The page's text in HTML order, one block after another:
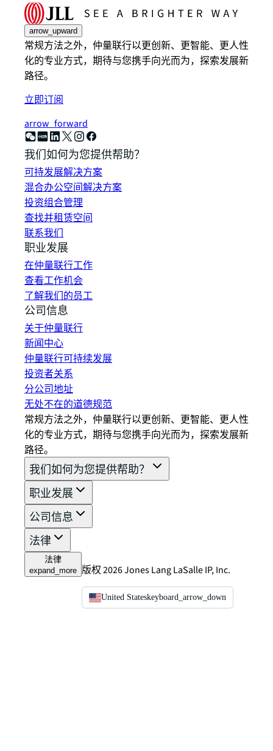
arrow_upward
常规方法之外，仲量联行以更创新、更智能、更人性
化的专业方式，期待与您携手向光而为，探索发展新
路径。
立即订阅
arrow_forward
我们如何为您提供帮助？
可持发展解决方案
混合办公空间解决方案
投资组合管理
查找并租赁空间
联系我们
职业发展
在仲量联行工作
查看工作机会
了解我们的员工
公司信息
关于仲量联行
新闻中心
仲量联行可持续发展
投资者关系
分公司地址
无处不在的道德规范
常规方法之外，仲量联行以更创新、更智能、更人性
化的专业方式，期待与您携手向光而为，探索发展新
路径。
我们如何为您提供帮助？
职业发展
公司信息
法律
法律
expand_more 版权 2026 Jones Lang LaSalle IP, Inc.
United Stateskeyboard_arrow_down